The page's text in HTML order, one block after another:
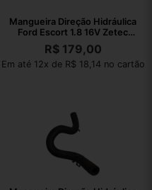
Mangueira Direção Hidráulica
Ford Escort 1.8 16V Zetec
1998
R$179,00
Em até 12x de R$ 18,14 no cartão